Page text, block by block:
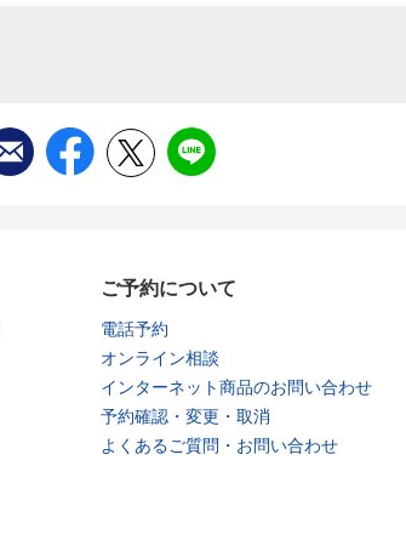
ご予約について
電話予約
オンライン相談
インターネット商品のお問い合わせ
予約確認・変更・取消
よくあるご質問・お問い合わせ